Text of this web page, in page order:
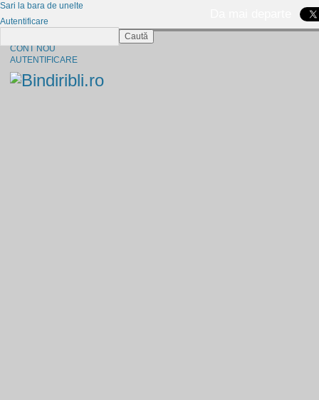
CONT NOU
AUTENTIFICARE
Sari la bara de unelte
Autentificare
Caută